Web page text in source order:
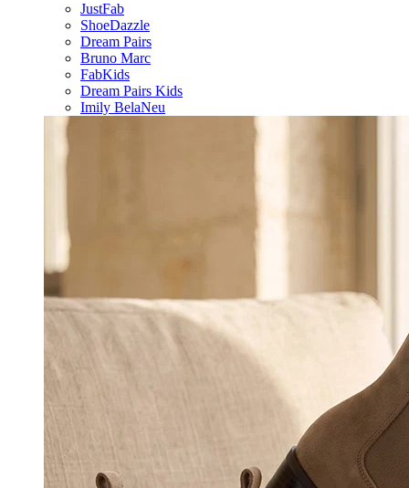
JustFab
ShoeDazzle
Dream Pairs
Bruno Marc
FabKids
Dream Pairs Kids
Imily BelaNeu